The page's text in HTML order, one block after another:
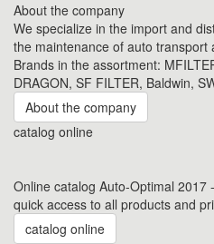
About the company
We specialize in the import and
the maintenance of auto transport
Brands in the assortment:
DRAGON, SF FILTER, Baldwin,
About the company
catalog online
Online catalog Auto-Optimal 2017
quick access to all products and
catalog online